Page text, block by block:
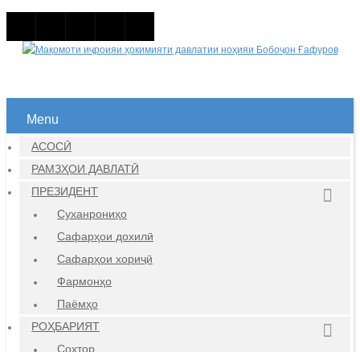
Menu
АСОСӢ
РАМЗҲОИ ДАВЛАТӢ
ПРЕЗИДЕНТ
Суханрониҳо
Сафарҳои дохилӣ
Сафарҳои хориҷӣ
Фармонҳо
Паёмҳо
РОҲБАРИЯТ
Сохтор